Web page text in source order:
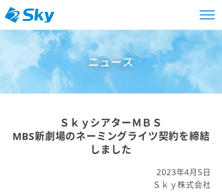
ニュース
ＳｋｙシアターＭＢＳ
MBS新劇場のネーミングライツ契約を締結
しました
2023年4月5日
Ｓｋｙ株式会社